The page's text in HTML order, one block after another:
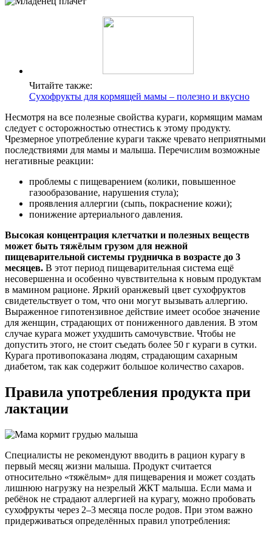
Читайте также:
Сухофрукты для кормящей мамы – полезно и вкусно
Несмотря на все полезные свойства кураги, кормящим мамам
следует с осторожностью отнестись к этому продукту.
Чрезмерное употребление кураги также чревато неприятными
последствиями для мамы и малыша. Перечислим возможные
негативные реакции:
проблемы с пищеварением (колики, повышенное
газообразование, нарушения стула);
проявления аллергии (сыпь, покраснение кожи);
понижение артериального давления.
Высокая концентрация клетчатки и полезных веществ
может быть тяжёлым грузом для нежной
пищеварительной системы грудничка в возрасте до 3
месяцев. В этот период пищеварительная система ещё
несовершенна и особенно чувствительна к новым продуктам
в мамином рационе. Яркий оранжевый цвет сухофруктов
свидетельствует о том, что они могут вызывать аллергию.
Выраженное гипотензивное действие имеет особое значение
для женщин, страдающих от пониженного давления. В этом
случае курага может ухудшить самочувствие. Чтобы не
допустить этого, не стоит съедать более 50 г кураги в сутки.
Курага противопоказана людям, страдающим сахарным
диабетом, так как содержит большое количество сахаров.
Правила употребления продукта при
лактации
Специалисты не рекомендуют вводить в рацион курагу в
первый месяц жизни малыша. Продукт считается
относительно «тяжёлым» для пищеварения и может создать
лишнюю нагрузку на незрелый ЖКТ малыша. Если мама и
ребёнок не страдают аллергией на курагу, можно пробовать
сухофрукты через 2–3 месяца после родов. При этом важно
придерживаться определённых правил употребления: